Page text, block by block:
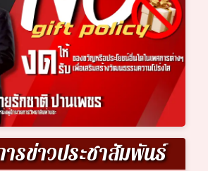
รข่าวประชาสัมพันธ์